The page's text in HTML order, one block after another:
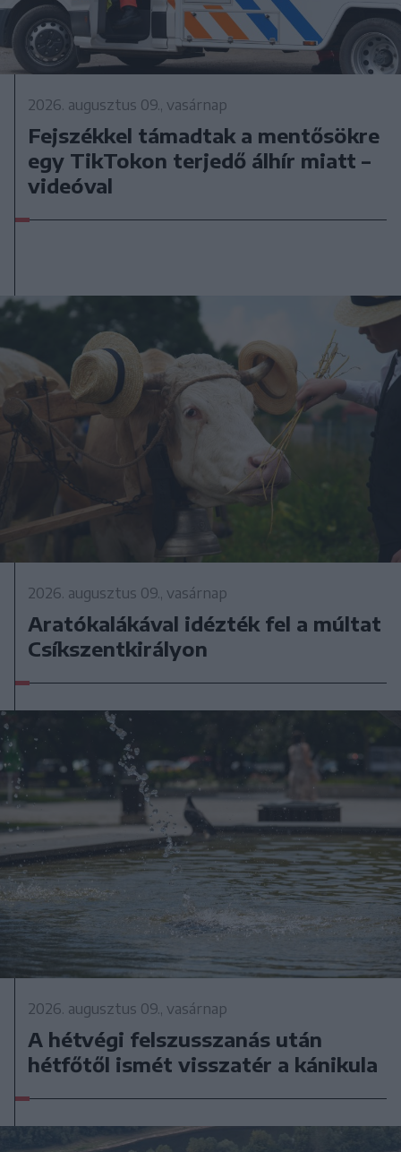
2026. augusztus 09., vasárnap
Fejszékkel támadtak a mentősökre
egy TikTokon terjedő álhír miatt –
videóval
2026. augusztus 09., vasárnap
Aratókalákával idézték fel a múltat
Csíkszentkirályon
2026. augusztus 09., vasárnap
A hétvégi felszusszanás után
hétfőtől ismét visszatér a kánikula